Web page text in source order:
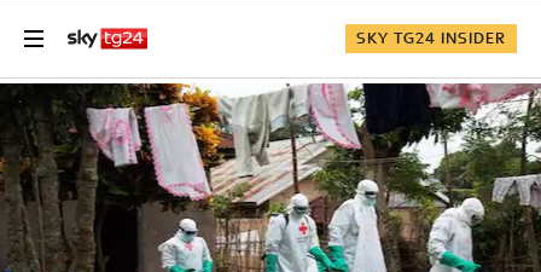
SKY TG24 INSIDER